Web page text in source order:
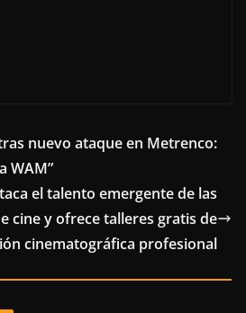
nuevo ataque en Metrenco:
WAM”
el talento emergente de las
cine y ofrece talleres gratis de
cinematográfica profesional